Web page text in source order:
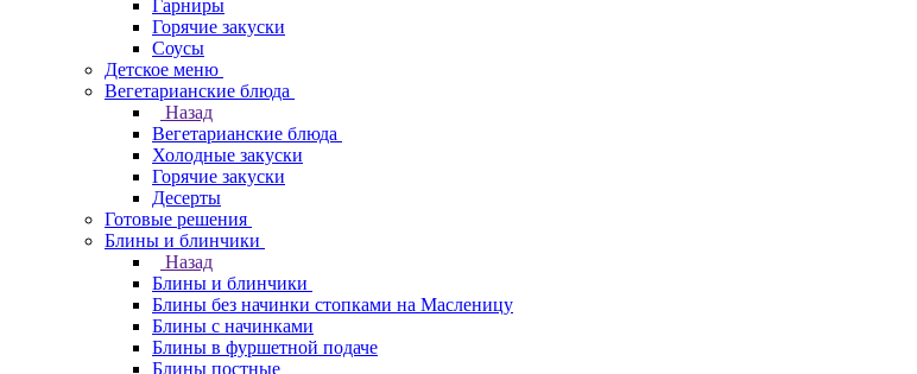
Гарниры
Горячие закуски
Соусы
Детское меню
Вегетарианские блюда
Назад
Вегетарианские блюда
Холодные закуски
Горячие закуски
Десерты
Готовые решения
Блины и блинчики
Назад
Блины и блинчики
Блины без начинки стопками на Масленицу
Блины с начинками
Блины в фуршетной подаче
Блины постные